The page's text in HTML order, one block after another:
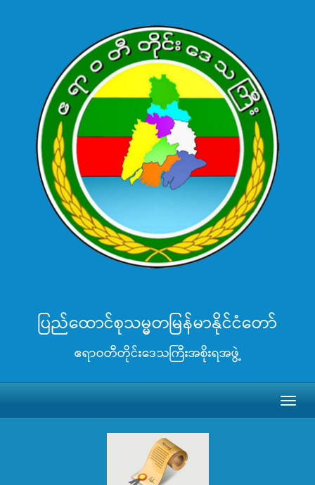
ပြည်ထောင်စုသမ္မတမြန်မာနိုင်ငံတော်
ဧရာဝတီတိုင်းဒေသကြီးအစိုးရအဖွဲ့